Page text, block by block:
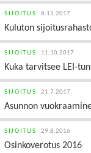
SIJOITUS 8.11.2017
Kuluton
SIJOITUS 11.10.2017
Kuka tarvitsee LEI-
SIJOITUS 21.7.2017
Asunnon
SIJOITUS 29.8.2016
Osinkoverotus 2016